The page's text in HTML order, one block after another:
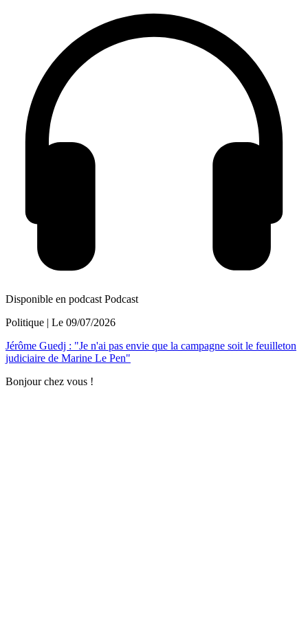
Disponible en podcast Podcast
Politique | Le 09/07/2026
Jérôme Guedj : "Je n'ai pas envie que la campagne soit le feuilleton
judiciaire de Marine Le Pen"
Bonjour chez vous !